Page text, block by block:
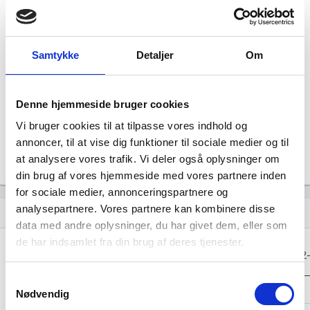
Samtykke Detaljer Om
Denne hjemmeside bruger cookies
Vi bruger cookies til at tilpasse vores indhold og
annoncer, til at vise dig funktioner til sociale medier og til
at analysere vores trafik. Vi deler også oplysninger om
din brug af vores hjemmeside med vores partnere inden
for sociale medier, annonceringspartnere og
analysepartnere. Vores partnere kan kombinere disse
data med andre oplysninger, du har givet dem, eller som
de har indsamlet fra din brug af deres tjenester.
Nødvendig
Årsrapporten 2025-12
Årsrapporten 2023-12
Årsrapporten 2021-12
assignment Regnskaber
Resultat i 1000
DKK
Nettoomsætning